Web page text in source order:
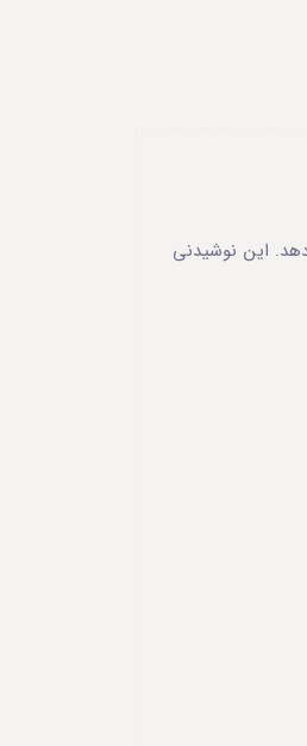
این نوشیدنی